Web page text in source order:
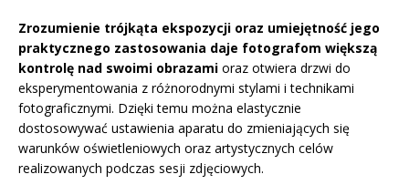
Zrozumienie trójkąta ekspozycji oraz umiejętność jego
praktycznego zastosowania daje fotografom większą
kontrolę nad swoimi obrazami oraz otwiera drzwi do
eksperymentowania z różnorodnymi stylami i technikami
fotograficznymi. Dzięki temu można elastycznie
dostosowywać ustawienia aparatu do zmieniających się
warunków oświetleniowych oraz artystycznych celów
realizowanych podczas sesji zdjęciowych.